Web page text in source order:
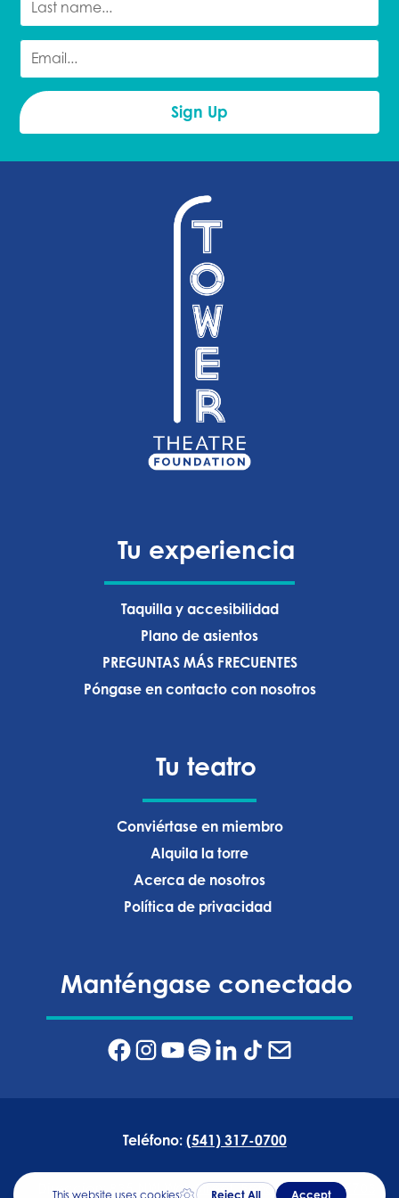
Tu experiencia
Taquilla y accesibilidad
Plano de asientos
PREGUNTAS MÁS FRECUENTES
Póngase en contacto con nosotros
Tu teatro
Conviértase en miembro
Alquila la torre
Acerca de nosotros
Política de privacidad ‍
Manténgase conectado
Teléfono: (541) 317-0700
Dirección:835 NW Wall Street, Bend, Oregón 97703